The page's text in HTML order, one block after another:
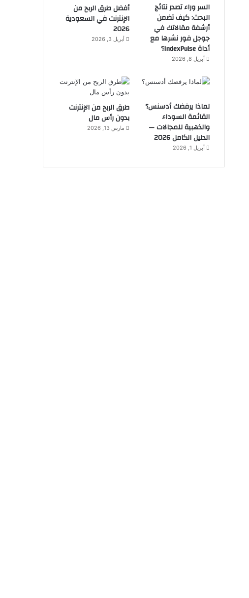
السر وراء تصدر نتائج
البحث: كيف تضمن
أرشفة مقالاتك في
جوجل فور نشرها مع
أداة IndexPulse؟
أبريل 8, 2026
أفضل طرق الربح من
الإنترنت في السعودية
2026
أبريل 3, 2026
لماذا يرفضك أدسنس؟
القائمة السوداء
والذهبية للمجالات —
الدليل الكامل 2026
أبريل 1, 2026
طرق الربح من الإنترنت
بدون رأس مال
مارس 13, 2026